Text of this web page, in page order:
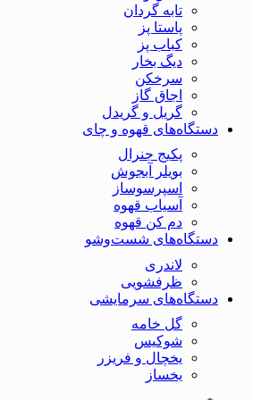
تابه گردان
پاستا پز
کباب پز
دیگ بخار
سرخکن
اجاق گاز
گریل و گریدل
دستگاه‌های قهوه و چای
پکیج جنرال
بویلر آبجوش
اسپرسوساز
آسیاب قهوه
دم کن قهوه
دستگاه‌های شست‌و‌شو
لاندری
ظرفشویی
دستگاه‌های سرمایشی
گل خامه
شوکیس
یخچال و فریزر
یخساز